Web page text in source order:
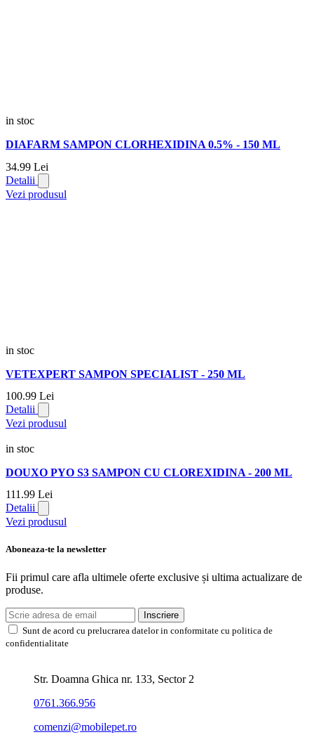
in stoc
DIAFARM SAMPON CLORHEXIDINA 0.5% - 150 ML
34.99 Lei
Detalii
Vezi produsul
in stoc
VETEXPERT SAMPON SPECIALIST - 250 ML
100.99 Lei
Detalii
Vezi produsul
in stoc
DOUXO PYO S3 SAMPON CU CLOREXIDINA - 200 ML
111.99 Lei
Detalii
Vezi produsul
Aboneaza-te la newsletter
Fii primul care afla ultimele oferte exclusive și ultima actualizare de
produse.
Inscriere
Sunt de acord cu prelucrarea datelor in conformitate cu politica de
confidentialitate
Str. Doamna Ghica nr. 133, Sector 2
0761.366.956
comenzi@mobilepet.ro